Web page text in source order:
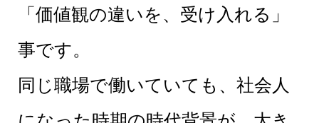
「価値観の違いを、受け入れる」
事です。
同じ職場で働いていても、社会人